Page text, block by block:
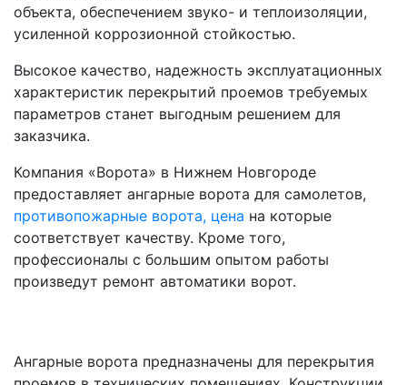
объекта, обеспечением звуко- и теплоизоляции,
усиленной коррозионной стойкостью.
Высокое качество, надежность эксплуатационных
характеристик перекрытий проемов требуемых
параметров станет выгодным решением для
заказчика.
Компания «Ворота» в Нижнем Новгороде
предоставляет ангарные ворота для самолетов,
противопожарные ворота, цена на которые
соответствует качеству. Кроме того,
профессионалы с большим опытом работы
произведут ремонт автоматики ворот.
Ангарные ворота предназначены для перекрытия